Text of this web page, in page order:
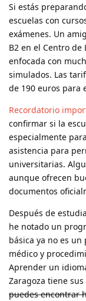
Si estás
escuelas con
exámenes. Un
B2 en el Centro
enfocada con
simulados. Las
de 190 euros para
Recordatorio
confirmar si la
especialmente
asistencia para
universitarias.
aunque ofrecen
documentos
Después de
he notado un
básica ya no es
médico y
Aprender un
Zaragoza tiene
puedes encontrar